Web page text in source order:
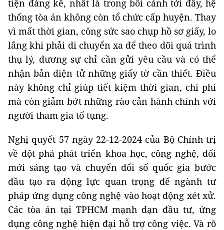
tiện đáng kể, nhất là trong bối cảnh tới đây, hệ
thống tòa án không còn tổ chức cấp huyện. Thay
vì mất thời gian, công sức sao chụp hồ sơ giấy, lo
lắng khi phải di chuyển xa để theo dõi quá trình
thụ lý, đương sự chỉ cần gửi yêu cầu và có thể
nhận bản điện tử những giấy tờ cần thiết. Điều
này không chỉ giúp tiết kiệm thời gian, chi phí
mà còn giảm bớt những rào cản hành chính với
người tham gia tố tụng.
Nghị quyết 57 ngày 22-12-2024 của Bộ Chính trị
về đột phá phát triển khoa học, công nghệ, đổi
mới sáng tạo và chuyển đổi số quốc gia bước
đầu tạo ra động lực quan trọng để ngành tư
pháp ứng dụng công nghệ vào hoạt động xét xử.
Các tòa án tại TPHCM mạnh dạn đầu tư, ứng
dụng công nghệ hiện đại hỗ trợ công việc. Và rõ